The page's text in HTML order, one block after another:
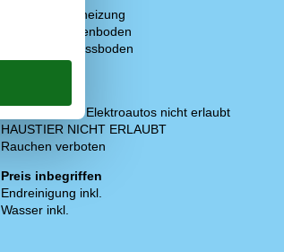
2 x Fußbodenheizung
Fliessen-/Plattenboden
Holz-/Parkettfussboden
Offene Küche
Aufladung von Elektroautos nicht erlaubt
HAUSTIER NICHT ERLAUBT
Rauchen verboten
Preis inbegriffen
Endreinigung inkl.
Wasser inkl.